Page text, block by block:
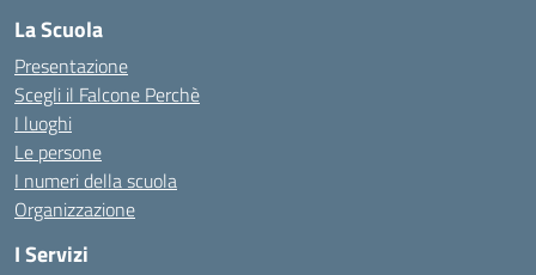
La Scuola
Presentazione
Scegli il Falcone Perchè
I luoghi
Le persone
I numeri della scuola
Organizzazione
I Servizi